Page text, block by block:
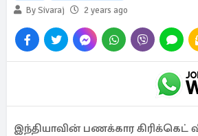
By Sivaraj
2 years ago
இந்தியாவின் பணக்கார கிரிக்கெட்